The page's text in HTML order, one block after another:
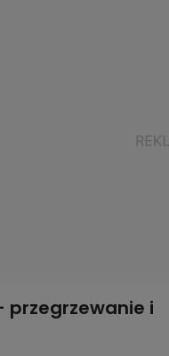
przegrzewanie i